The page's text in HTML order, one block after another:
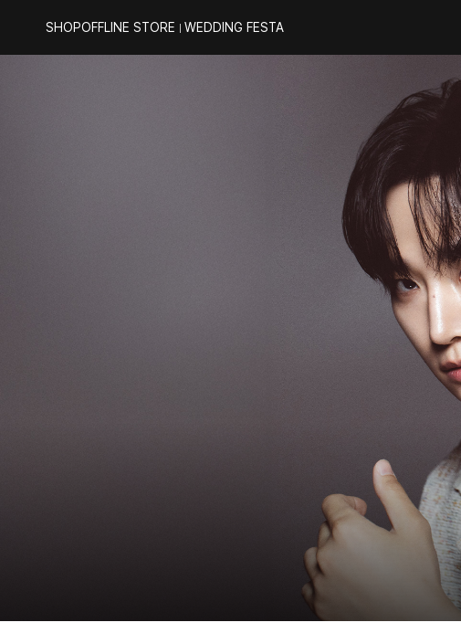
SHOPOFFLINE STORE WEDDING FESTA